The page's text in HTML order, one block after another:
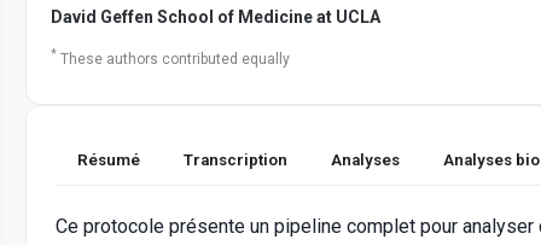
David Geffen School of Medicine at UCLA
* These authors contributed equally
Résumé Transcription Analyses Analyses
Ce protocole présente un pipeline complet pour